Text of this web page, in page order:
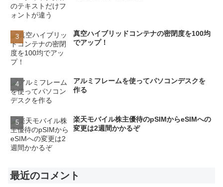
真空ハイブリッドコンテナの密閉度を100均
でアップ！
アルミフレームを使ってパソコンデスクを
作る
楽天モバイル株主優待のpSIMからeSIMへの
変更は2週間かかるぞ
最近のコメント